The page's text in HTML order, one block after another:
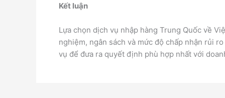
Kết luận
Lựa chọn dịch vụ nhập hàng Trung Quốc về
nghiệm, ngân sách và mức độ chấp nhận rủi
vụ để đưa ra quyết định phù hợp nhất với